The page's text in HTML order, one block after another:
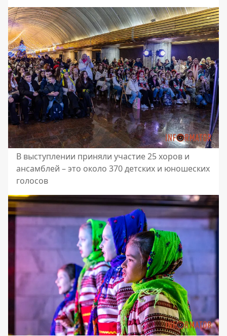
В выступлении приняли участие 25 хоров и
ансамблей – это около 370 детских и юношеских
голосов